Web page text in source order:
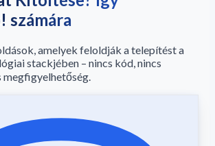
számára
amelyek feloldják a telepítést a
stackjében – nincs kód, nincs
megfigyelhetőség.